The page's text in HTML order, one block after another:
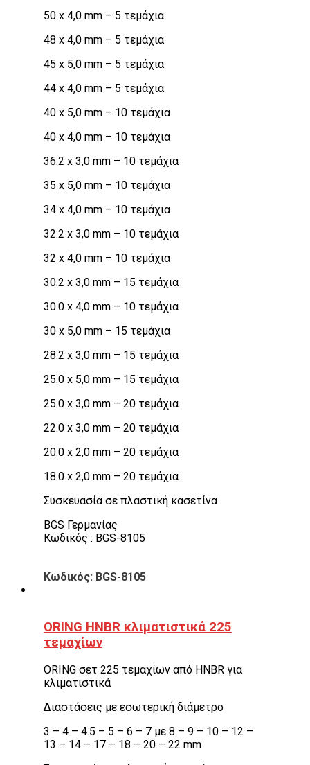
50 x 4,0 mm – 5 τεμάχια
48 x 4,0 mm – 5 τεμάχια
45 x 5,0 mm – 5 τεμάχια
44 x 4,0 mm – 5 τεμάχια
40 x 5,0 mm – 10 τεμάχια
40 x 4,0 mm – 10 τεμάχια
36.2 x 3,0 mm – 10 τεμάχια
35 x 5,0 mm – 10 τεμάχια
34 x 4,0 mm – 10 τεμάχια
32.2 x 3,0 mm – 10 τεμάχια
32 x 4,0 mm – 10 τεμάχια
30.2 x 3,0 mm – 15 τεμάχια
30.0 x 4,0 mm – 10 τεμάχια
30 x 5,0 mm – 15 τεμάχια
28.2 x 3,0 mm – 15 τεμάχια
25.0 x 5,0 mm – 15 τεμάχια
25.0 x 3,0 mm – 20 τεμάχια
22.0 x 3,0 mm – 20 τεμάχια
20.0 x 2,0 mm – 20 τεμάχια
18.0 x 2,0 mm – 20 τεμάχια
Συσκευασία σε πλαστική κασετίνα
BGS Γερμανίας
Κωδικός : BGS-8105
Κωδικός: BGS-8105
ORING HNBR κλιματιστικά 225
τεμαχίων
ORING σετ 225 τεμαχίων από HNBR για
κλιματιστικά
Διαστάσεις με εσωτερική διάμετρο
3 – 4 – 4.5 – 5 – 6 – 7 με 8 – 9 – 10 – 12 –
13 – 14 – 17 – 18 – 20 – 22 mm